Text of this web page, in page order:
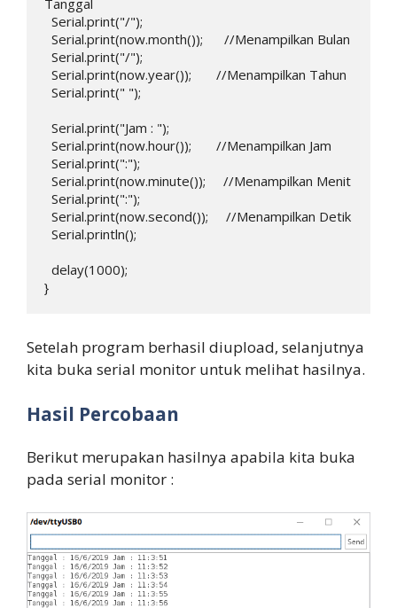
}
Setelah program berhasil diupload, selanjutnya
kita buka serial monitor untuk melihat hasilnya.
Hasil Percobaan
Berikut merupakan hasilnya apabila kita buka
pada serial monitor :